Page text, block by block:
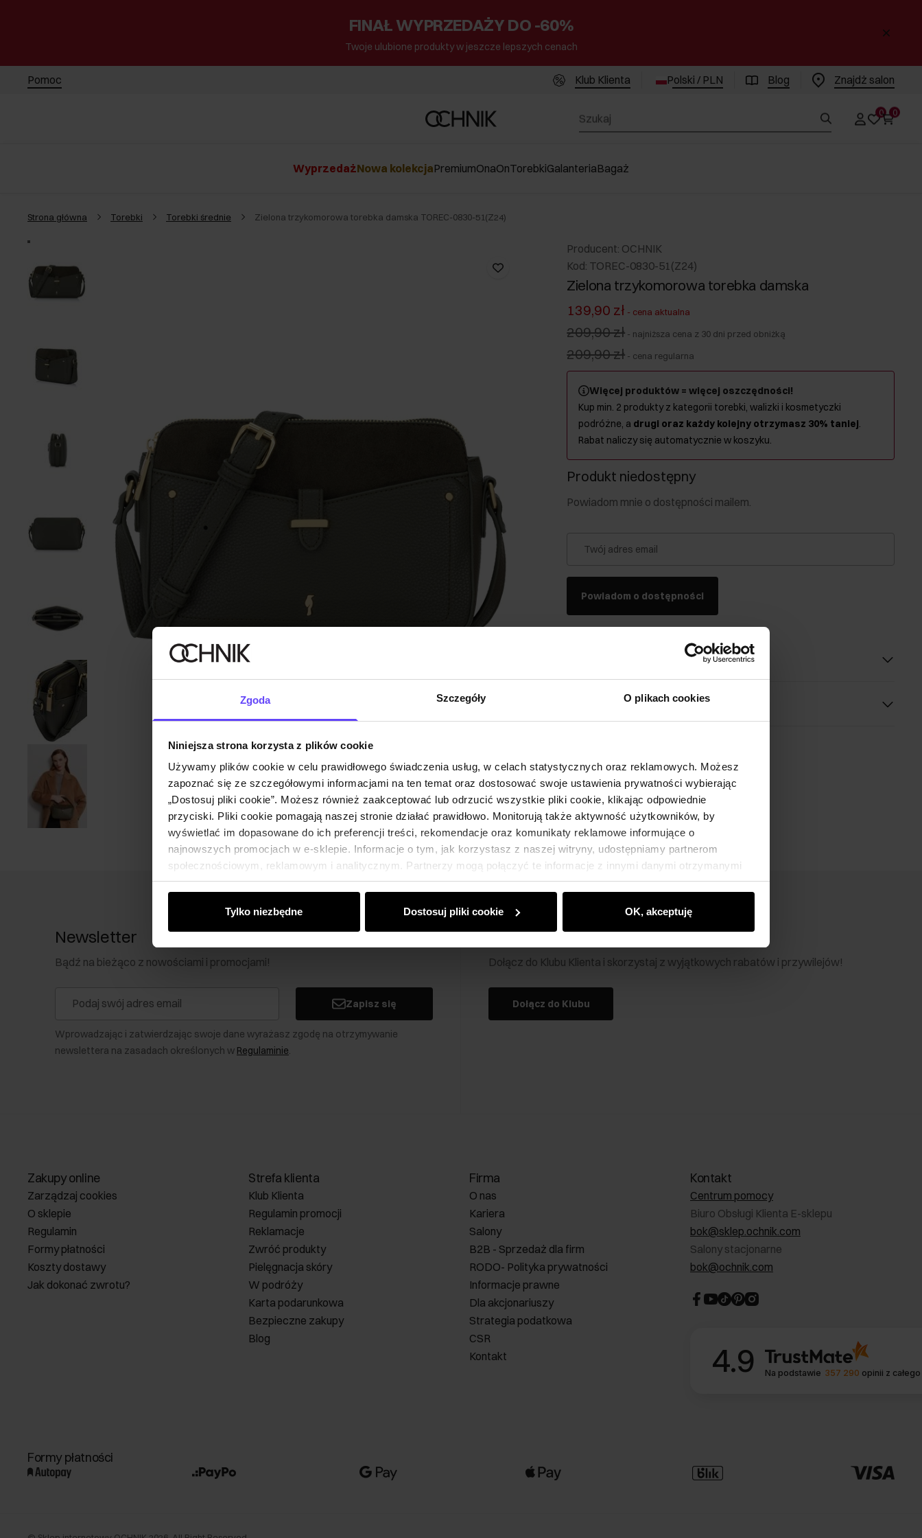
Zgoda Szczegóły O plikach cookies
Niniejsza strona korzysta z plików cookie
Używamy plików cookie w celu prawidłowego świadczenia usług, w celach statystycznych oraz reklamowych. Możesz
zapoznać się ze szczegółowymi informacjami na ten temat oraz dostosować swoje ustawienia prywatności wybierając
„Dostosuj pliki cookie”. Możesz również zaakceptować lub odrzucić wszystkie pliki cookie, klikając odpowiednie
przyciski. Pliki cookie pomagają naszej stronie działać prawidłowo. Monitorują także aktywność użytkowników, by
wyświetlać im dopasowane do ich preferencji treści, rekomendacje oraz komunikaty reklamowe informujące o
najnowszych promocjach w e-sklepie. Informacje o tym, jak korzystasz z naszej witryny, udostępniamy partnerom
społecznościowym, reklamowym i analitycznym. Partnerzy mogą połączyć te informacje z innymi danymi otrzymanymi
od Ciebie lub uzyskanymi podczas korzystania z ich usług.
Tylko niezbędne Dostosuj pliki cookie OK, akceptuję
FINAŁ WYPRZEDAŻY DO -60%
Twoje ulubione produkty w jeszcze lepszych cenach
Pomoc Klub Klienta Polski / PLN Blog Znajdż salon
0 0
WyprzedażNowa kolekcjaPremiumOnaOnTorebkiGalanteriaBagaż
Strona główna Torebki Torebki średnie Zielona trzykomorowa torebka damska TOREC-0830-51(Z24)
Producent: OCHNIK
Kod: TOREC-0830-51(Z24)
Zielona trzykomorowa torebka damska
139,90 zł - cena aktualna
209,90 zł - najniższa cena z 30 dni przed obniżką
209,90 zł - cena regularna
Więcej produktów = więcej oszczędności!
Kup min. 2 produkty z kategorii torebki, walizki i kosmetyczki
podróżne, a drugi oraz każdy kolejny otrzymasz 30% taniej.
Rabat naliczy się automatycznie w koszyku.
Produkt niedostępny
Powiadom mnie o dostępności mailem.
Twój adres email
Powiadom o dostępności
Newsletter
Bądź na bieżąco z nowościami i promocjami!
Zapisz się
Wprowadzając i zatwierdzając swoje dane wyrażasz zgodę na otrzymywanie
newslettera na zasadach określonych w Regulaminie.
Klub Klienta Ochnik
Dołącz do Klubu Klienta i skorzystaj z wyjątkowych rabatów i przywilejów!
Dołącz do Klubu
Zakupy online
Zarządzaj cookies
O sklepie
Regulamin
Formy płatności
Koszty dostawy
Jak dokonać zwrotu?
Strefa klienta
Klub Klienta
Regulamin promocji
Reklamacje
Zwróć produkty
Pielęgnacja skóry
W podróży
Karta podarunkowa
Bezpieczne zakupy
Blog
Firma
O nas
Kariera
Salony
B2B - Sprzedaż dla firm
RODO- Polityka prywatności
Informacje prawne
Dla akcjonariuszy
Strategia podatkowa
CSR
Kontakt
Kontakt
Centrum pomocy
Biuro Obsługi Klienta E-sklepu
bok@sklep.ochnik.com
Salony stacjonarne
bok@ochnik.com
4.9 Na podstawie 357 290 opinii z
Formy płatności